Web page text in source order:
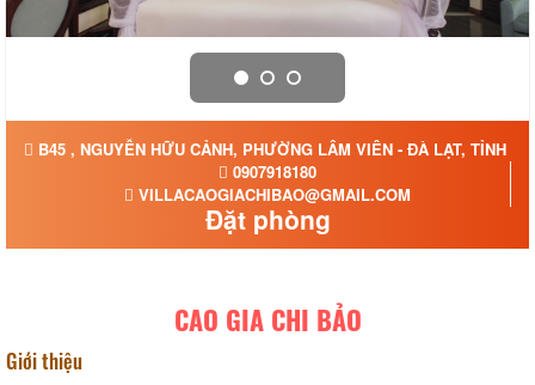
B45 , NGUYỄN HỮU CẢNH, PHƯỜNG LÂM VIÊN - ĐÀ LẠT, TỈNH
0907918180
VILLACAOGIACHIBAO@GMAIL.COM
Đặt phòng
CAO GIA CHI BẢO
Giới thiệu